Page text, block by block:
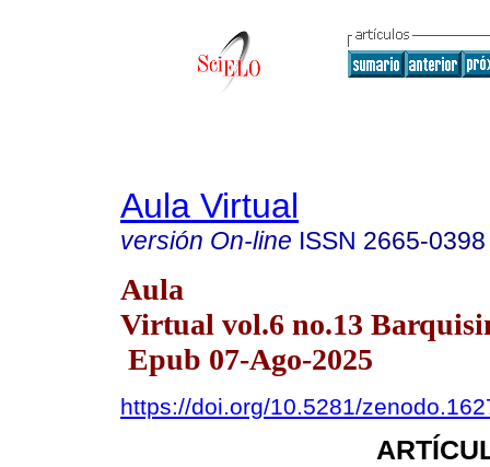
Aula Virtual
versión On-line ISSN 2665-0398
Aula
Virtual vol.6 no.13
Epub 07-Ago-2025
https://doi.org/10.5281/